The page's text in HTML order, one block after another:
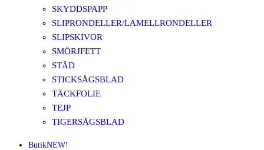
SKYDDSPAPP
SLIPRONDELLER/LAMELLRONDELLER
SLIPSKIVOR
SMÖRJFETT
STÄD
STICKSÅGSBLAD
TÄCKFOLIE
TEJP
TIGERSÅGSBLAD
ButikNEW!